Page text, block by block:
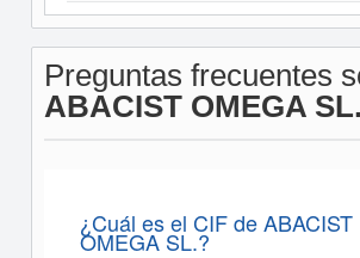
Preguntas frecuentes
ABACIST OMEGA SL.
¿Cuál es el CIF de ABACIST
OMEGA SL.?